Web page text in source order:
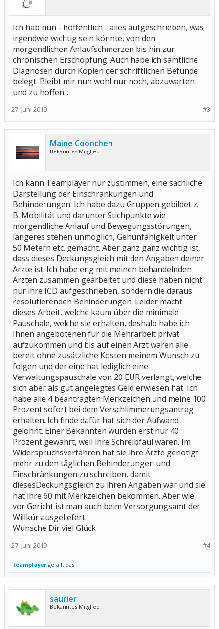
Ich hab nun - hoffentlich - alles aufgeschrieben, was
irgendwie wichtig sein könnte, von den
morgendlichen Anlaufschmerzen bis hin zur
chronischen Erschöpfung. Auch habe ich sämtliche
Diagnosen durch Kopien der schriftlichen Befunde
belegt. Bleibt mir nun wohl nur noch, abzuwarten
und zu hoffen...
#3
27. Juni 2019
Maine Coonchen
Bekanntes Mitglied
Ich kann Teamplayer nur zustimmen, eine sachliche
Darstellung der Einschränkungen und
Behinderungen. Ich habe dazu Gruppen gebildet z.
B. Mobilität und darunter Stichpunkte wie
morgendliche Anlauf und Bewegungsstörungen,
längeres stehen unmöglich, Gehunfähigkeit unter
50 Metern etc. gemacht. Aber ganz ganz wichtig ist,
dass dieses Deckungsgleich mit den Angaben deiner
Ärzte ist. Ich habe eng mit meinen behandelnden
Ärzten zusammen gearbeitet und diese haben nicht
nur ihre ICD aufgeschrieben, sondern die daraus
resolutierenden Behinderungen. Leider macht
dieses Arbeit, welche kaum über die minimale
Pauschale, welche sie erhalten, deshalb habe ich
Ihnen angebotenen für die Mehrarbeit privat
aufzukommen und bis auf einen Arzt waren alle
bereit ohne zusätzliche Kosten meinem Wunsch zu
folgen und der eine hat lediglich eine
Verwaltungspauschale von 20 EUR verlangt, welche
sich aber als gut angelegtes Geld erwiesen hat. Ich
habe alle 4 beantragten Merkzeichen und meine 100
Prozent sofort bei dem Verschlimmerungsantrag
erhalten. Ich finde dafür hat sich der Aufwand
gelohnt. Einer Bekannten wurden erst nur 40
Prozent gewährt, weil ihre Schreibfaul waren. Im
Widerspruchsverfahren hat sie ihre Ärzte genötigt
mehr zu den täglichen Behinderungen und
Einschränkungen zu schreiben, damit
diesesDeckungsgleich zu ihren Angaben war und sie
hat ihre 60 mit Merkzeichen bekommen. Aber wie
vor Gericht ist man auch beim Versorgungsamt der
Willkür ausgeliefert.
Wünsche Dir viel Glück
#4
27. Juni 2019
teamplayer gefällt das.
saurier
Bekanntes Mitglied